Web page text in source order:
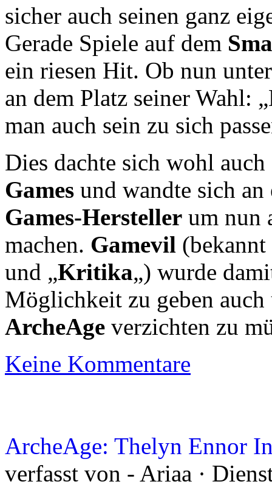
sicher auch seinen ganz
Gerade Spiele auf dem
ein riesen Hit. Ob nun
an dem Platz seiner Wahl:
man auch sein zu sich
Dies dachte sich wohl
Games und wandte sich
Games-Hersteller um nun
machen. Gamevil
und „Kritika„) wurde
Möglichkeit zu geben
ArcheAge verzichten zu
Keine Kommentare
ArcheAge: Thelyn Ennor
verfasst von - Ariaa ·